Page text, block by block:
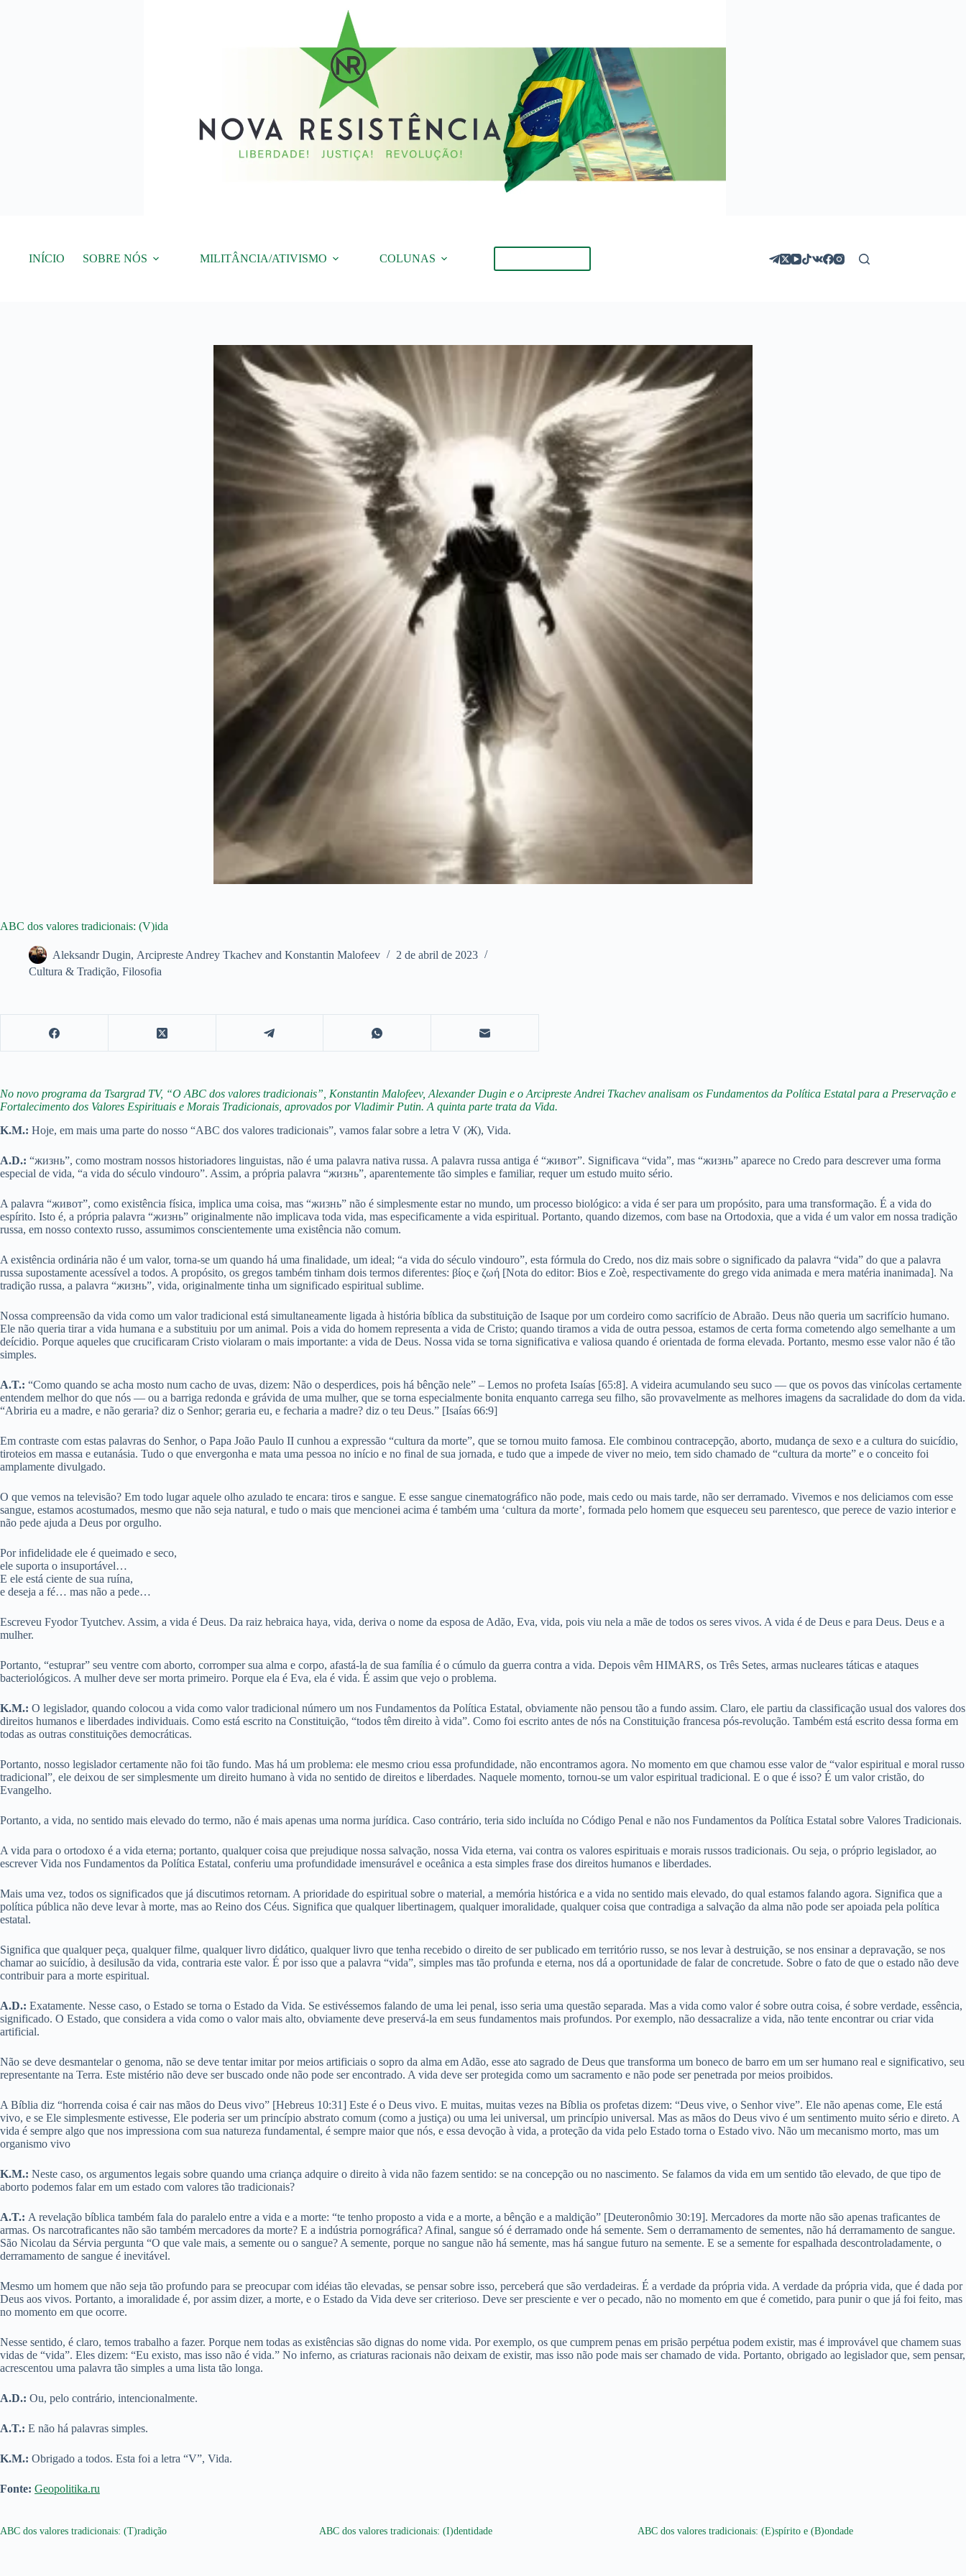
INÍCIO SOBRE NÓS MILITÂNCIA/ATIVISMO COLUNAS
ABC dos valores tradicionais: (V)ida
Aleksandr Dugin, Arcipreste Andrey Tkachev and Konstantin Malofeev
2 de abril de 2023
Cultura & Tradição, Filosofia
No novo programa da Tsargrad TV, “O ABC dos valores tradicionais”, Konstantin Malofeev, Alexander Dugin e o Arcipreste Andrei Tkachev analisam os Fundamentos da Política Estatal para a Preservação e
Fortalecimento dos Valores Espirituais e Morais Tradicionais, aprovados por Vladimir Putin. A quinta parte trata da Vida.
K.M.: Hoje, em mais uma parte do nosso “ABC dos valores tradicionais”, vamos falar sobre a letra V (Ж), Vida.
A.D.: “жизнь”, como mostram nossos historiadores linguistas, não é uma palavra nativa russa. A palavra russa antiga é “живот”. Significava “vida”, mas “жизнь” aparece no Credo para descrever uma forma
especial de vida, “a vida do século vindouro”. Assim, a própria palavra “жизнь”, aparentemente tão simples e familiar, requer um estudo muito sério.
A palavra “живот”, como existência física, implica uma coisa, mas “жизнь” não é simplesmente estar no mundo, um processo biológico: a vida é ser para um propósito, para uma transformação. É a vida do
espírito. Isto é, a própria palavra “жизнь” originalmente não implicava toda vida, mas especificamente a vida espiritual. Portanto, quando dizemos, com base na Ortodoxia, que a vida é um valor em nossa tradição
russa, em nosso contexto russo, assumimos conscientemente uma existência não comum.
A existência ordinária não é um valor, torna-se um quando há uma finalidade, um ideal; “a vida do século vindouro”, esta fórmula do Credo, nos diz mais sobre o significado da palavra “vida” do que a palavra
russa supostamente acessível a todos. A propósito, os gregos também tinham dois termos diferentes: βίος e ζωή [Nota do editor: Bios e Zoè, respectivamente do grego vida animada e mera matéria inanimada]. Na
tradição russa, a palavra “жизнь”, vida, originalmente tinha um significado espiritual sublime.
Nossa compreensão da vida como um valor tradicional está simultaneamente ligada à história bíblica da substituição de Isaque por um cordeiro como sacrifício de Abraão. Deus não queria um sacrifício humano.
Ele não queria tirar a vida humana e a substituiu por um animal. Pois a vida do homem representa a vida de Cristo; quando tiramos a vida de outra pessoa, estamos de certa forma cometendo algo semelhante a um
deícidio. Porque aqueles que crucificaram Cristo violaram o mais importante: a vida de Deus. Nossa vida se torna significativa e valiosa quando é orientada de forma elevada. Portanto, mesmo esse valor não é tão
simples.
A.T.: “Como quando se acha mosto num cacho de uvas, dizem: Não o desperdices, pois há bênção nele” – Lemos no profeta Isaías [65:8]. A videira acumulando seu suco — que os povos das vinícolas certamente
entendem melhor do que nós — ou a barriga redonda e grávida de uma mulher, que se torna especialmente bonita enquanto carrega seu filho, são provavelmente as melhores imagens da sacralidade do dom da vida.
“Abriria eu a madre, e não geraria? diz o Senhor; geraria eu, e fecharia a madre? diz o teu Deus.” [Isaías 66:9]
Em contraste com estas palavras do Senhor, o Papa João Paulo II cunhou a expressão “cultura da morte”, que se tornou muito famosa. Ele combinou contracepção, aborto, mudança de sexo e a cultura do suicídio,
tiroteios em massa e eutanásia. Tudo o que envergonha e mata uma pessoa no início e no final de sua jornada, e tudo que a impede de viver no meio, tem sido chamado de “cultura da morte” e o conceito foi
amplamente divulgado.
O que vemos na televisão? Em todo lugar aquele olho azulado te encara: tiros e sangue. E esse sangue cinematográfico não pode, mais cedo ou mais tarde, não ser derramado. Vivemos e nos deliciamos com esse
sangue, estamos acostumados, mesmo que não seja natural, e tudo o mais que mencionei acima é também uma ‘cultura da morte’, formada pelo homem que esqueceu seu parentesco, que perece de vazio interior e
não pede ajuda a Deus por orgulho.
Por infidelidade ele é queimado e seco,
ele suporta o insuportável…
E ele está ciente de sua ruína,
e deseja a fé… mas não a pede…
Escreveu Fyodor Tyutchev. Assim, a vida é Deus. Da raiz hebraica haya, vida, deriva o nome da esposa de Adão, Eva, vida, pois viu nela a mãe de todos os seres vivos. A vida é de Deus e para Deus. Deus e a
mulher.
Portanto, “estuprar” seu ventre com aborto, corromper sua alma e corpo, afastá-la de sua família é o cúmulo da guerra contra a vida. Depois vêm HIMARS, os Três Setes, armas nucleares táticas e ataques
bacteriológicos. A mulher deve ser morta primeiro. Porque ela é Eva, ela é vida. É assim que vejo o problema.
K.M.: O legislador, quando colocou a vida como valor tradicional número um nos Fundamentos da Política Estatal, obviamente não pensou tão a fundo assim. Claro, ele partiu da classificação usual dos valores dos
direitos humanos e liberdades individuais. Como está escrito na Constituição, “todos têm direito à vida”. Como foi escrito antes de nós na Constituição francesa pós-revolução. Também está escrito dessa forma em
todas as outras constituições democráticas.
Portanto, nosso legislador certamente não foi tão fundo. Mas há um problema: ele mesmo criou essa profundidade, não encontramos agora. No momento em que chamou esse valor de “valor espiritual e moral russo
tradicional”, ele deixou de ser simplesmente um direito humano à vida no sentido de direitos e liberdades. Naquele momento, tornou-se um valor espiritual tradicional. E o que é isso? É um valor cristão, do
Evangelho.
Portanto, a vida, no sentido mais elevado do termo, não é mais apenas uma norma jurídica. Caso contrário, teria sido incluída no Código Penal e não nos Fundamentos da Política Estatal sobre Valores Tradicionais.
A vida para o ortodoxo é a vida eterna; portanto, qualquer coisa que prejudique nossa salvação, nossa Vida eterna, vai contra os valores espirituais e morais russos tradicionais. Ou seja, o próprio legislador, ao
escrever Vida nos Fundamentos da Política Estatal, conferiu uma profundidade imensurável e oceânica a esta simples frase dos direitos humanos e liberdades.
Mais uma vez, todos os significados que já discutimos retornam. A prioridade do espiritual sobre o material, a memória histórica e a vida no sentido mais elevado, do qual estamos falando agora. Significa que a
política pública não deve levar à morte, mas ao Reino dos Céus. Significa que qualquer libertinagem, qualquer imoralidade, qualquer coisa que contradiga a salvação da alma não pode ser apoiada pela política
estatal.
Significa que qualquer peça, qualquer filme, qualquer livro didático, qualquer livro que tenha recebido o direito de ser publicado em território russo, se nos levar à destruição, se nos ensinar a depravação, se nos
chamar ao suicídio, à desilusão da vida, contraria este valor. É por isso que a palavra “vida”, simples mas tão profunda e eterna, nos dá a oportunidade de falar de concretude. Sobre o fato de que o estado não deve
contribuir para a morte espiritual.
A.D.: Exatamente. Nesse caso, o Estado se torna o Estado da Vida. Se estivéssemos falando de uma lei penal, isso seria uma questão separada. Mas a vida como valor é sobre outra coisa, é sobre verdade, essência,
significado. O Estado, que considera a vida como o valor mais alto, obviamente deve preservá-la em seus fundamentos mais profundos. Por exemplo, não dessacralize a vida, não tente encontrar ou criar vida
artificial.
Não se deve desmantelar o genoma, não se deve tentar imitar por meios artificiais o sopro da alma em Adão, esse ato sagrado de Deus que transforma um boneco de barro em um ser humano real e significativo, seu
representante na Terra. Este mistério não deve ser buscado onde não pode ser encontrado. A vida deve ser protegida como um sacramento e não pode ser penetrada por meios proibidos.
A Bíblia diz “horrenda coisa é cair nas mãos do Deus vivo” [Hebreus 10:31] Este é o Deus vivo. E muitas, muitas vezes na Bíblia os profetas dizem: “Deus vive, o Senhor vive”. Ele não apenas come, Ele está
vivo, e se Ele simplesmente estivesse, Ele poderia ser um princípio abstrato comum (como a justiça) ou uma lei universal, um princípio universal. Mas as mãos do Deus vivo é um sentimento muito sério e direto. A
vida é sempre algo que nos impressiona com sua natureza fundamental, é sempre maior que nós, e essa devoção à vida, a proteção da vida pelo Estado torna o Estado vivo. Não um mecanismo morto, mas um
organismo vivo
K.M.: Neste caso, os argumentos legais sobre quando uma criança adquire o direito à vida não fazem sentido: se na concepção ou no nascimento. Se falamos da vida em um sentido tão elevado, de que tipo de
aborto podemos falar em um estado com valores tão tradicionais?
A.T.: A revelação bíblica também fala do paralelo entre a vida e a morte: “te tenho proposto a vida e a morte, a bênção e a maldição” [Deuteronômio 30:19]. Mercadores da morte não são apenas traficantes de
armas. Os narcotraficantes não são também mercadores da morte? E a indústria pornográfica? Afinal, sangue só é derramado onde há semente. Sem o derramamento de sementes, não há derramamento de sangue.
São Nicolau da Sérvia pergunta “O que vale mais, a semente ou o sangue? A semente, porque no sangue não há semente, mas há sangue futuro na semente. E se a semente for espalhada descontroladamente, o
derramamento de sangue é inevitável.
Mesmo um homem que não seja tão profundo para se preocupar com idéias tão elevadas, se pensar sobre isso, perceberá que são verdadeiras. É a verdade da própria vida. A verdade da própria vida, que é dada por
Deus aos vivos. Portanto, a imoralidade é, por assim dizer, a morte, e o Estado da Vida deve ser criterioso. Deve ser presciente e ver o pecado, não no momento em que é cometido, para punir o que já foi feito, mas
no momento em que ocorre.
Nesse sentido, é claro, temos trabalho a fazer. Porque nem todas as existências são dignas do nome vida. Por exemplo, os que cumprem penas em prisão perpétua podem existir, mas é improvável que chamem suas
vidas de “vida”. Eles dizem: “Eu existo, mas isso não é vida.” No inferno, as criaturas racionais não deixam de existir, mas isso não pode mais ser chamado de vida. Portanto, obrigado ao legislador que, sem pensar,
acrescentou uma palavra tão simples a uma lista tão longa.
A.D.: Ou, pelo contrário, intencionalmente.
A.T.: E não há palavras simples.
K.M.: Obrigado a todos. Esta foi a letra “V”, Vida.
Fonte: Geopolitika.ru
ABC dos valores tradicionais: (T)radição ABC dos valores tradicionais: (I)dentidade ABC dos valores tradicionais: (E)spírito e (B)ondade